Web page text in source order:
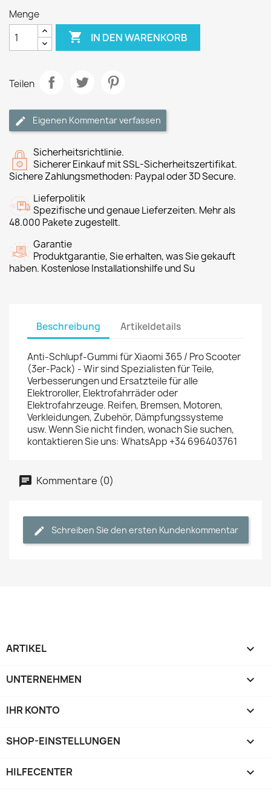
Menge
 IN DEN WARENKORB
Teilen
Eigenen Kommentar verfassen
Sicherheitsrichtlinie.
Sicherer Einkauf mit SSL-Sicherheitszertifikat.
Sichere Zahlungsmethoden: Paypal oder 3D Secure.
Lieferpolitik
Spezifische und genaue Lieferzeiten. Mehr als
48.000 Pakete zugestellt.
Garantie
Produktgarantie, Sie erhalten, was Sie gekauft
haben. Kostenlose Installationshilfe und Su
Beschreibung Artikeldetails
Anti-Schlupf-Gummi für Xiaomi 365 / Pro Scooter
(3er-Pack) - Wir sind Spezialisten für Teile,
Verbesserungen und Ersatzteile für alle
Elektroroller, Elektrofahrräder oder
Elektrofahrzeuge. Reifen, Bremsen, Motoren,
Verkleidungen, Zubehör, Dämpfungssysteme
usw. Wenn Sie nicht finden, wonach Sie suchen,
kontaktieren Sie uns: WhatsApp +34 696403761
Kommentare (0)
Schreiben Sie den ersten Kundenkommentar
ARTIKEL 
UNTERNEHMEN 
IHR KONTO 
SHOP-EINSTELLUNGEN keyboard_arrow_down
HILFECENTER 